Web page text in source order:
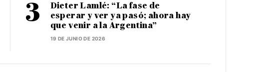
Dieter Lamlé: “La fase de
esperar y ver ya pasó; ahora hay
que venir a la Argentina”
19 DE JUNIO DE 2026